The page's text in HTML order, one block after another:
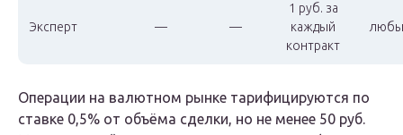
Эксперт — —
1 руб. за
каждый
контракт
Операции на валютном рынке тарифицируются по
ставке 0,5% от объёма сделки, но не менее 50 руб.